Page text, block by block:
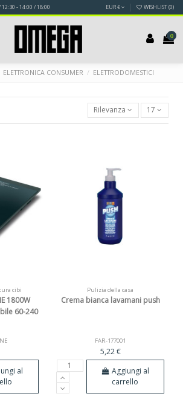
12:30 - 14:00 / 18:00 EUR € WISHLIST (0)
0
ELETTRONICA CONSUMER ELETTRODOMESTICI
Rilevanza 17
cibi
1800W
60-240
al
Pulizia della casa
Crema bianca lavamani push
FAR-177001
5,22 €
Aggiungi al
carrello